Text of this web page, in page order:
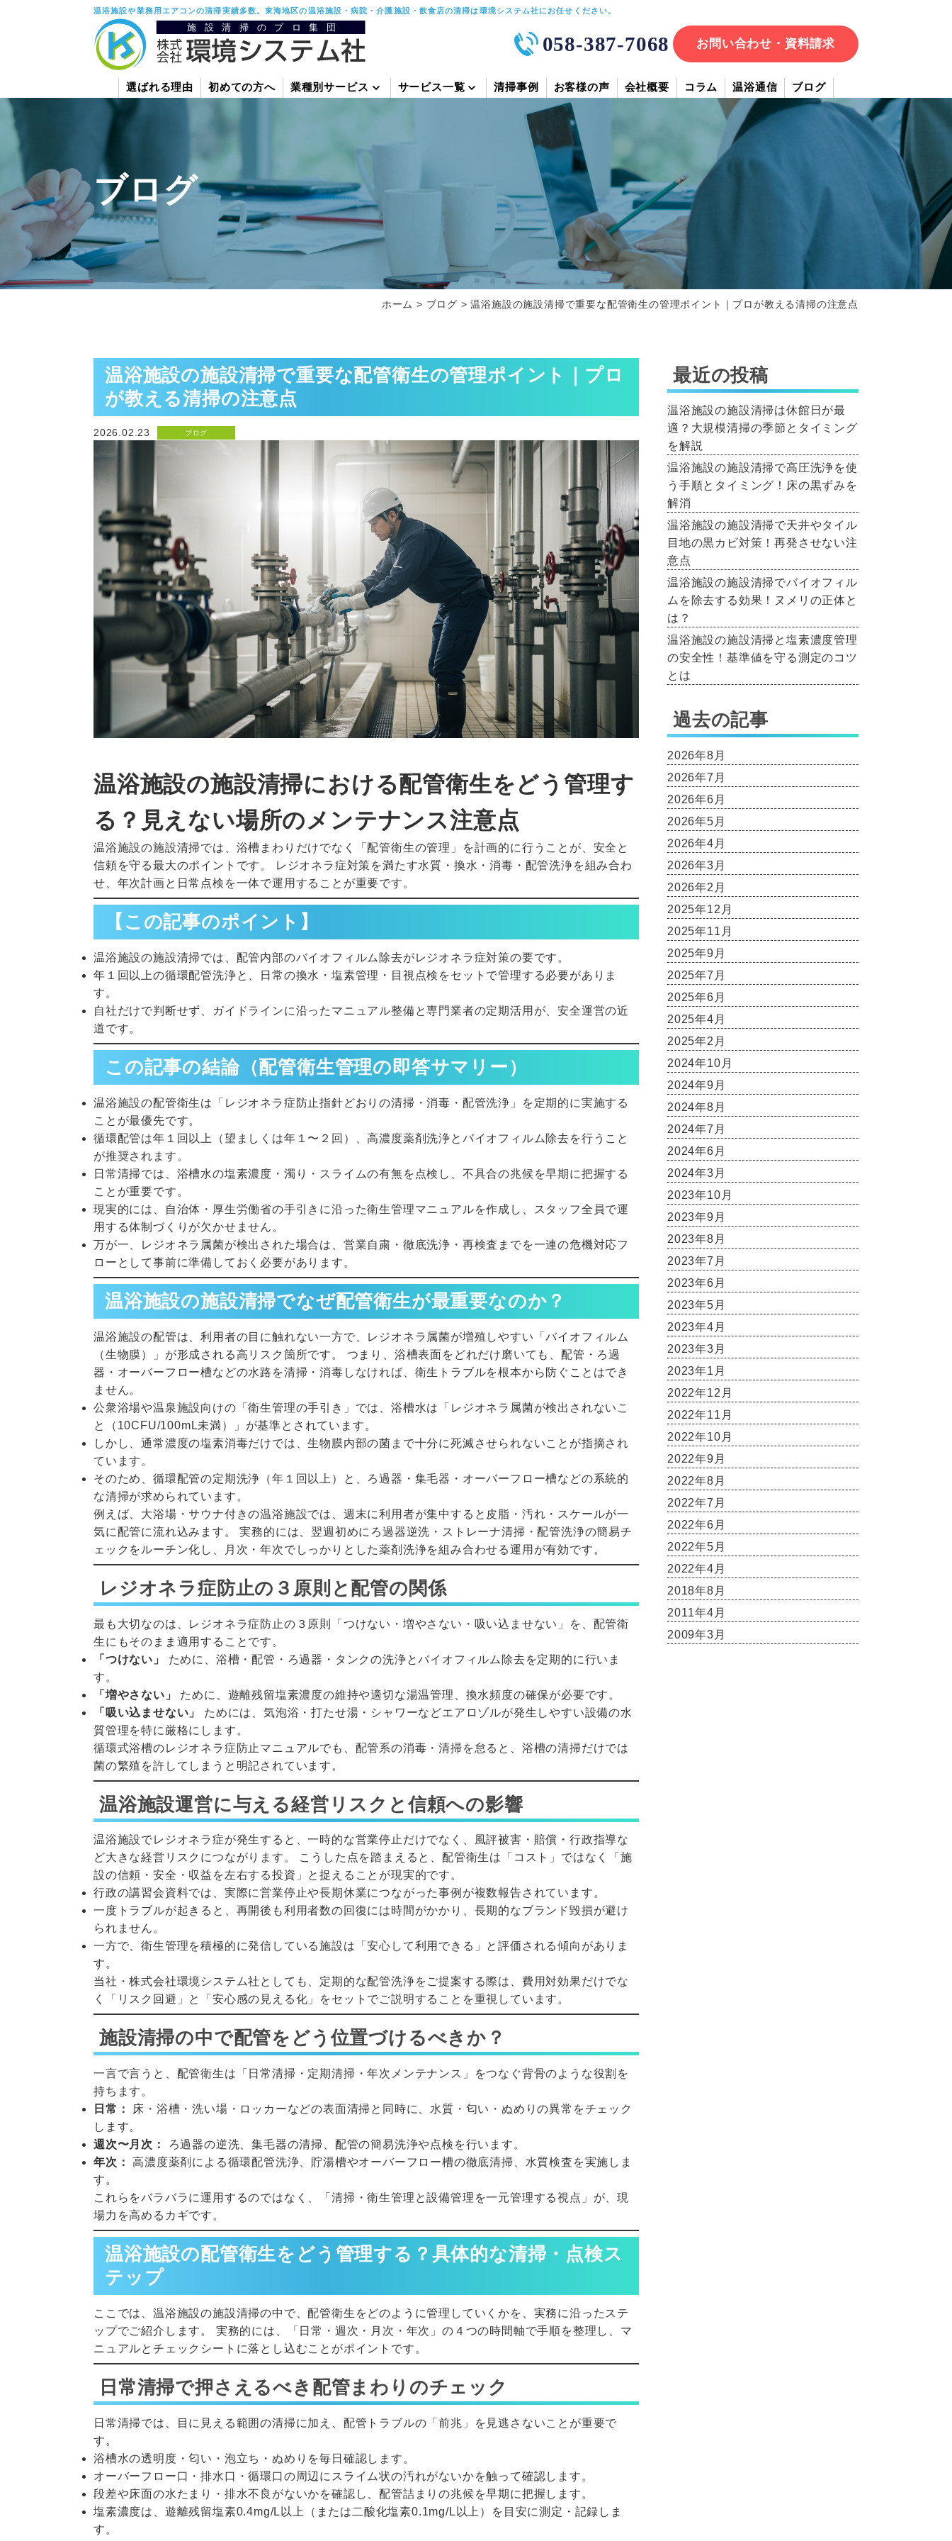
温浴施設や業務用エアコンの清掃実績多数。東海地区の温浴施設・病院・介護施設・飲食店の清掃は環境システム社にお任せください。
058-387-7068 お問い合わせ・資料請求
選ばれる理由 初めての方へ 業種別サービス サービス一覧 清掃事例 お客様の声 会社概要 コラム 温浴通信 ブログ
ブログ
ホーム > ブログ >温浴施設の施設清掃で重要な配管衛生の管理ポイント｜プロが教える清掃の注意点
温浴施設の施設清掃で重要な配管衛生の管理ポイント｜プロ
が教える清掃の注意点
2026.02.23 ブログ
温浴施設の施設清掃における配管衛生をどう管理す
る？見えない場所のメンテナンス注意点
温浴施設の施設清掃では、浴槽まわりだけでなく「配管衛生の管理」を計画的に行うことが、安全と
信頼を守る最大のポイントです。 レジオネラ症対策を満たす水質・換水・消毒・配管洗浄を組み合わ
せ、年次計画と日常点検を一体で運用することが重要です。
【この記事のポイント】
温浴施設の施設清掃では、配管内部のバイオフィルム除去がレジオネラ症対策の要です。
年１回以上の循環配管洗浄と、日常の換水・塩素管理・目視点検をセットで管理する必要がありま
す。
自社だけで判断せず、ガイドラインに沿ったマニュアル整備と専門業者の定期活用が、安全運営の近
道です。
この記事の結論（配管衛生管理の即答サマリー）
温浴施設の配管衛生は「レジオネラ症防止指針どおりの清掃・消毒・配管洗浄」を定期的に実施する
ことが最優先です。
循環配管は年１回以上（望ましくは年１〜２回）、高濃度薬剤洗浄とバイオフィルム除去を行うこと
が推奨されます。
日常清掃では、浴槽水の塩素濃度・濁り・スライムの有無を点検し、不具合の兆候を早期に把握する
ことが重要です。
現実的には、自治体・厚生労働省の手引きに沿った衛生管理マニュアルを作成し、スタッフ全員で運
用する体制づくりが欠かせません。
万が一、レジオネラ属菌が検出された場合は、営業自粛・徹底洗浄・再検査までを一連の危機対応フ
ローとして事前に準備しておく必要があります。
温浴施設の施設清掃でなぜ配管衛生が最重要なのか？
温浴施設の配管は、利用者の目に触れない一方で、レジオネラ属菌が増殖しやすい「バイオフィルム
（生物膜）」が形成される高リスク箇所です。 つまり、浴槽表面をどれだけ磨いても、配管・ろ過
器・オーバーフロー槽などの水路を清掃・消毒しなければ、衛生トラブルを根本から防ぐことはでき
ません。
公衆浴場や温泉施設向けの「衛生管理の手引き」では、浴槽水は「レジオネラ属菌が検出されないこ
と（10CFU/100mL未満）」が基準とされています。
しかし、通常濃度の塩素消毒だけでは、生物膜内部の菌まで十分に死滅させられないことが指摘され
ています。
そのため、循環配管の定期洗浄（年１回以上）と、ろ過器・集毛器・オーバーフロー槽などの系統的
な清掃が求められています。
例えば、大浴場・サウナ付きの温浴施設では、週末に利用者が集中すると皮脂・汚れ・スケールが一
気に配管に流れ込みます。 実務的には、翌週初めにろ過器逆洗・ストレーナ清掃・配管洗浄の簡易チ
ェックをルーチン化し、月次・年次でしっかりとした薬剤洗浄を組み合わせる運用が有効です。
レジオネラ症防止の３原則と配管の関係
最も大切なのは、レジオネラ症防止の３原則「つけない・増やさない・吸い込ませない」を、配管衛
生にもそのまま適用することです。
「つけない」
ために、浴槽・配管・ろ過器・タンクの洗浄とバイオフィルム除去を定期的に行いま
す。
「増やさない」
ために、遊離残留塩素濃度の維持や適切な湯温管理、換水頻度の確保が必要です。
「吸い込ませない」
ためには、気泡浴・打たせ湯・シャワーなどエアロゾルが発生しやすい設備の水
質管理を特に厳格にします。
循環式浴槽のレジオネラ症防止マニュアルでも、配管系の消毒・清掃を怠ると、浴槽の清掃だけでは
菌の繁殖を許してしまうと明記されています。
温浴施設運営に与える経営リスクと信頼への影響
温浴施設でレジオネラ症が発生すると、一時的な営業停止だけでなく、風評被害・賠償・行政指導な
ど大きな経営リスクにつながります。 こうした点を踏まえると、配管衛生は「コスト」ではなく「施
設の信頼・安全・収益を左右する投資」と捉えることが現実的です。
行政の講習会資料では、実際に営業停止や長期休業につながった事例が複数報告されています。
一度トラブルが起きると、再開後も利用者数の回復には時間がかかり、長期的なブランド毀損が避け
られません。
一方で、衛生管理を積極的に発信している施設は「安心して利用できる」と評価される傾向がありま
す。
当社・株式会社環境システム社としても、定期的な配管洗浄をご提案する際は、費用対効果だけでな
く「リスク回避」と「安心感の見える化」をセットでご説明することを重視しています。
施設清掃の中で配管をどう位置づけるべきか？
一言で言うと、配管衛生は「日常清掃・定期清掃・年次メンテナンス」をつなぐ背骨のような役割を
持ちます。
日常：
床・浴槽・洗い場・ロッカーなどの表面清掃と同時に、水質・匂い・ぬめりの異常をチェック
します。
週次〜月次：
ろ過器の逆洗、集毛器の清掃、配管の簡易洗浄や点検を行います。
年次：
高濃度薬剤による循環配管洗浄、貯湯槽やオーバーフロー槽の徹底清掃、水質検査を実施しま
す。
これらをバラバラに運用するのではなく、「清掃・衛生管理と設備管理を一元管理する視点」が、現
場力を高めるカギです。
温浴施設の配管衛生をどう管理する？具体的な清掃・点検ス
テップ
ここでは、温浴施設の施設清掃の中で、配管衛生をどのように管理していくかを、実務に沿ったステ
ップでご紹介します。 実務的には、「日常・週次・月次・年次」の４つの時間軸で手順を整理し、マ
ニュアルとチェックシートに落とし込むことがポイントです。
日常清掃で押さえるべき配管まわりのチェック
日常清掃では、目に見える範囲の清掃に加え、配管トラブルの「前兆」を見逃さないことが重要で
す。
浴槽水の透明度・匂い・泡立ち・ぬめりを毎日確認します。
オーバーフロー口・排水口・循環口の周辺にスライム状の汚れがないかを触って確認します。
段差や床面の水たまり・排水不良がないかを確認し、配管詰まりの兆候を早期に把握します。
塩素濃度は、遊離残留塩素0.4mg/L以上（または二酸化塩素0.1mg/L以上）を目安に測定・記録しま
す。
最近の投稿
温浴施設の施設清掃は休館日が最
適？大規模清掃の季節とタイミング
を解説
温浴施設の施設清掃で高圧洗浄を使
う手順とタイミング！床の黒ずみを
解消
温浴施設の施設清掃で天井やタイル
目地の黒カビ対策！再発させない注
意点
温浴施設の施設清掃でバイオフィル
ムを除去する効果！ヌメリの正体と
は？
温浴施設の施設清掃と塩素濃度管理
の安全性！基準値を守る測定のコツ
とは
過去の記事
2026年8月
2026年7月
2026年6月
2026年5月
2026年4月
2026年3月
2026年2月
2025年12月
2025年11月
2025年9月
2025年7月
2025年6月
2025年4月
2025年2月
2024年10月
2024年9月
2024年8月
2024年7月
2024年6月
2024年3月
2023年10月
2023年9月
2023年8月
2023年7月
2023年6月
2023年5月
2023年4月
2023年3月
2023年1月
2022年12月
2022年11月
2022年10月
2022年9月
2022年8月
2022年7月
2022年6月
2022年5月
2022年4月
2018年8月
2011年4月
2009年3月